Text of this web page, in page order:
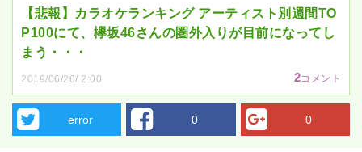
【悲報】カラオケランキング アーティスト別週間TO
P100にて、欅坂46さんの圏外入りが目前になってし
まう・・・
2019/06/26/ 2:00 2コメント
error 0 0